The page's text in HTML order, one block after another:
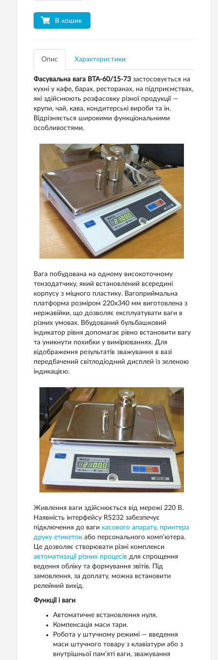
В кошик
Опис Характеристики
Фасувальна вага ВТА-60/15-73 застосовується на
кухні у кафе, барах, ресторанах, на підприємствах,
які здійснюють розфасовку різної продукції —
крупи, чай, кава, кондитерські вироби та ін.
Відрізняється широкими функціональними
особливостями.
Вага побудована на одному високоточному
тензодатчику, який встановлений всередині
корпусу з міцного пластику. Вагоприймальна
платформа розміром 220х340 мм виготовлена з
нержавійки, що дозволяє експлуатувати ваги в
різних умовах. Вбудований бульбашковий
індикатор рівня допомагає рівно встановити вагу
та уникнути похибки у вимірюваннях. Для
відображення результатів зважування в вазі
передбачений світлодіодний дисплей із зеленою
індикацією.
Живлення ваги здійснюється від мережі 220 В.
Наявність інтерфейсу RS232 забезпечує
підключення до ваги касового апарату, принтера
друку етикеток або персонального комп’ютера.
Це дозволяє створювати різні комплекси
автоматизації різних процесів для спрощення
ведення обліку та формування звітів. Під
замовлення, за доплату, можна встановити
релейний вихід.
Функції і ваги
Автоматичне встановлення нуля.
Компенсація маси тари.
Робота у штучному режимі — введення
маси штучного товару з клавіатури або з
внутрішньої пам’яті ваги, зважування